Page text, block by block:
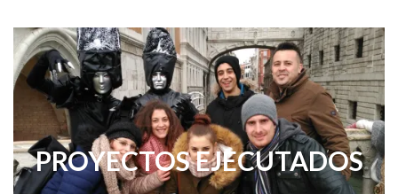
PROYECTOS EJECUTADOS